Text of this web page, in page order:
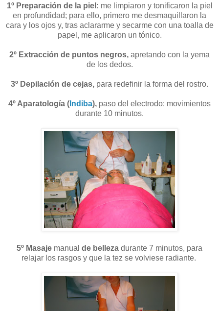
1º Preparación de la piel: me limpiaron y tonificaron la piel
en profundidad; para ello, primero me desmaquillaron la
cara y los ojos y, tras aclararme y secarme con una toalla de
papel, me aplicaron un tónico.
2º Extracción de puntos negros, apretando con la yema
de los dedos.
3º Depilación de cejas, para redefinir la forma del rostro.
4º Aparatología ( Indiba), paso del electrodo: movimientos
durante 10 minutos.
5º Masaje manual de belleza durante 7 minutos, para
relajar los rasgos y que la tez se volviese radiante.